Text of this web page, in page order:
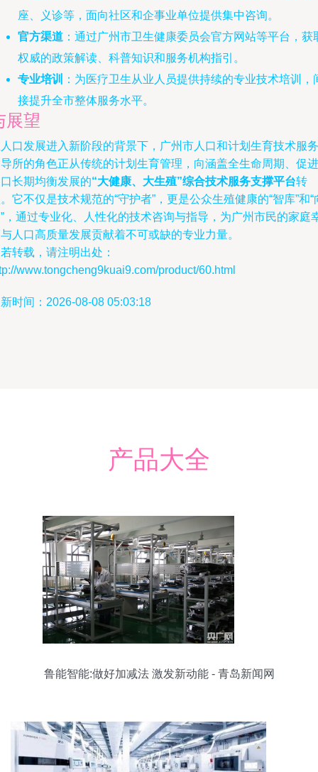
座、义诊等，面向社区和企事业单位提供集中咨询。
官方渠道 ：通过广州市卫生健康委员会官方网站等平台，获
权威的政策解读、科普知识和服务机构指引。
专业培训
：为医疗卫生从业人员提供持续的专业技术培训，
接提升全市整体服务水平。
展望
口发展进入新阶段的背景下，广州市人口和计划生育技术服务
所的角色正从传统的计划生育管理，向涵盖全生命周期、促进
长期均衡发展的“大健康、大生殖”综合技术服务支撑平台转
它不仅是技术规范的“守护者”，更是公众生殖健康的“智库”和“
，通过专业化、人性化的技术咨询与指导，为广州市民的家庭
人口高质量发展贡献着不可或缺的专业力量。
转载，请注明出处：
www.tongcheng9kuai9.com/product/60.html
时间：2026-08-08 05:03:18
产品大全
鲁能智能:做好加减法 激发新动能 - 青岛新闻网